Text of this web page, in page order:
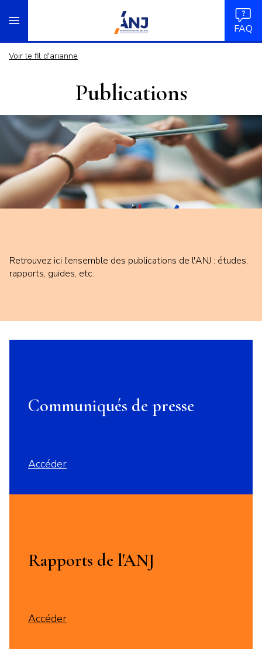
au
accueil
FAQ
Voir le fil d'arianne
Publications
Retrouvez ici l'ensemble des publications de l'ANJ : études,
rapports, guides, etc.
Communiqués de presse
Accéder
Rapports de l'ANJ
Accéder